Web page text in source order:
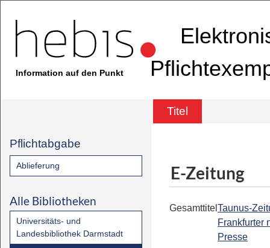
Information auf den Punkt
Titel
Pflichtabgabe
Ablieferung
Alle Bibliotheken
Universitäts- und
Landesbibliothek Darmstadt
E-Zeitung
Gesamttitel Taunus-
Frankfurter
Presse